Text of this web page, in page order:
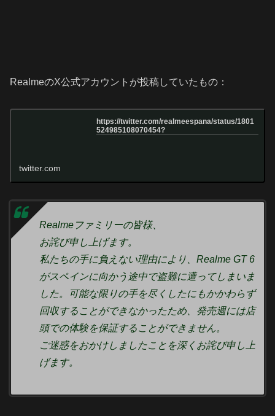
RealmeのX公式アカウントが投稿していたもの：
https://twitter.com/realmeespana/status/1801
524985108070454?
twitter.com
Realmeファミリーの皆様、
お詫び申し上げます。
私たちの手に負えない理由により、Realme GT 6
がスペインに向かう途中で盗難に遭ってしまいま
した。可能な限りの手を尽くしたにもかかわらず
回収することができなかったため、発売週には店
頭での体験を保証することができません。
ご迷惑をおかけしましたことを深くお詫び申し上
げます。